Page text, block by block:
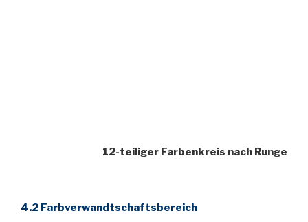
12-teiliger Farbenkreis nach Runge
4.2 Farbverwandtschaftsbereich